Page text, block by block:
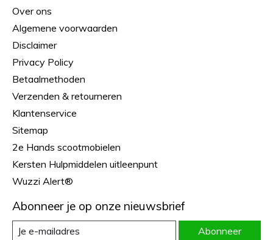
Over ons
Algemene voorwaarden
Disclaimer
Privacy Policy
Betaalmethoden
Verzenden & retourneren
Klantenservice
Sitemap
2e Hands scootmobielen
Kersten Hulpmiddelen uitleenpunt
Wuzzi Alert®
Abonneer je op onze nieuwsbrief
Abonneer